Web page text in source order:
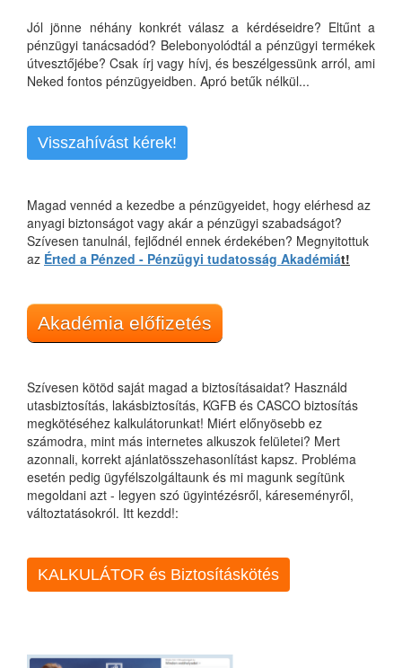
Jól jönne néhány konkrét válasz a kérdéseidre? Eltűnt a
pénzügyi tanácsadód? Belebonyolódtál a pénzügyi termékek
útvesztőjébe? Csak írj vagy hívj, és beszélgessünk arról, ami
Neked fontos pénzügyeidben. Apró betűk nélkül...
Visszahívást kérek!
Magad vennéd a kezedbe a pénzügyeidet, hogy elérhesd az
anyagi biztonságot vagy akár a pénzügyi szabadságot?
Szívesen tanulnál, fejlődnél ennek érdekében? Megnyitottuk
az Érted a Pénzed - Pénzügyi tudatosság Akadémiát!
Akadémia előfizetés
Szívesen kötöd saját magad a biztosításaidat? Használd
utasbiztosítás, lakásbiztosítás, KGFB és CASCO biztosítás
megkötéséhez kalkulátorunkat! Miért előnyösebb ez
számodra, mint más internetes alkuszok felületei? Mert
azonnali, korrekt ajánlatösszehasonlítást kapsz. Probléma
esetén pedig ügyfélszolgáltaunk és mi magunk segítünk
megoldani azt - legyen szó ügyintézésről, káreseményről,
változtatásokról. Itt kezdd!:
KALKULÁTOR és Biztosításkötés